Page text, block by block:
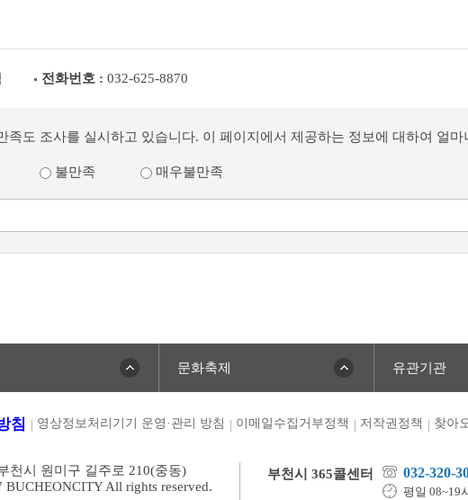
전화번호 : 032-625-8870
족도 조사를 실시하고 있습니다. 이 페이지에서 제공하는 정보에 대하여 얼마
불만족 매우불만족
문화축제 유관기관
침 영상정보처리기기 운영·관리 방침 이메일수집거부정책 저작권정책 찾아
천시 원미구 길주로 210(중동)
All rights reserved.
부천시 365콜센터 032-320-
평일 08~19